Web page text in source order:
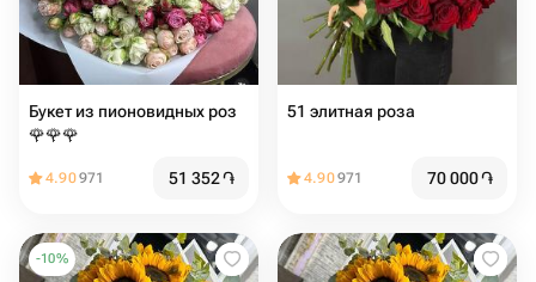
Букет из пионовидных роз
🌹🌹🌹
4.90971 51 352֏
51 элитная роза
4.90971 70 000֏
-10%